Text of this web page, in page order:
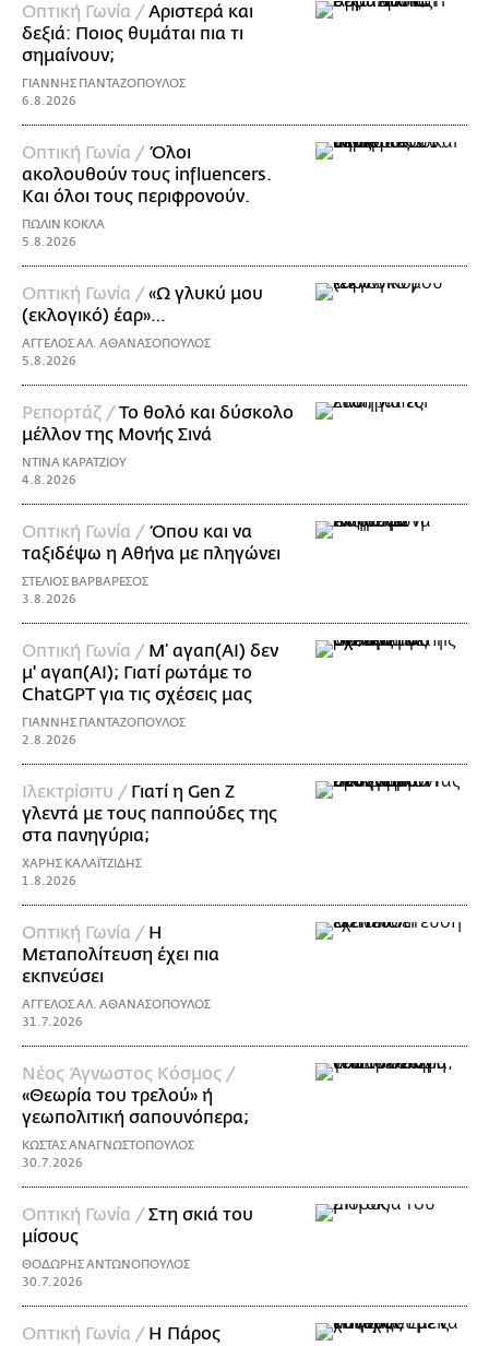
Οπτική Γωνία /Αριστερά και
δεξιά: Ποιος θυμάται πια τι
σημαίνουν;
ΓΙΑΝΝΗΣ ΠΑΝΤΑΖΟΠΟΥΛΟΣ
6.8.2026
Οπτική Γωνία /Όλοι
ακολουθούν τους influencers.
Και όλοι τους περιφρονούν.
ΠΩΛΙΝ ΚΟΚΛΑ
5.8.2026
Οπτική Γωνία /«Ω γλυκύ μου
(εκλογικό) έαρ»…
ΑΓΓΕΛΟΣ ΑΛ. ΑΘΑΝΑΣΟΠΟΥΛΟΣ
5.8.2026
Ρεπορτάζ /Το θολό και δύσκολο
μέλλον της Μονής Σινά
ΝΤΙΝΑ ΚΑΡΑΤΖΙΟΥ
4.8.2026
Οπτική Γωνία /Όπου και να
ταξιδέψω η Αθήνα με πληγώνει
ΣΤΕΛΙΟΣ ΒΑΡΒΑΡΕΣΟΣ
3.8.2026
Οπτική Γωνία / Μ’ αγαπ(AI) δεν
μ' αγαπ(ΑΙ); Γιατί ρωτάμε το
ChatGPT για τις σχέσεις μας
ΓΙΑΝΝΗΣ ΠΑΝΤΑΖΟΠΟΥΛΟΣ
2.8.2026
Ιλεκτρίσιτυ / Γιατί η Gen Z
γλεντά με τους παππούδες της
στα πανηγύρια;
ΧΑΡΗΣ ΚΑΛΑΪΤΖΙΔΗΣ
1.8.2026
Οπτική Γωνία / Η
Μεταπολίτευση έχει πια
εκπνεύσει
ΑΓΓΕΛΟΣ ΑΛ. ΑΘΑΝΑΣΟΠΟΥΛΟΣ
31.7.2026
Νέος Άγνωστος Κόσμος /
«Θεωρία του τρελού» ή
γεωπολιτική σαπουνόπερα;
ΚΩΣΤΑΣ ΑΝΑΓΝΩΣΤΟΠΟΥΛΟΣ
30.7.2026
Οπτική Γωνία /Στη σκιά του
μίσους
ΘΟΔΩΡΗΣ ΑΝΤΩΝΟΠΟΥΛΟΣ
30.7.2026
Οπτική Γωνία / Η Πάρος